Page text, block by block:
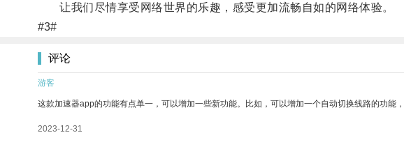
让我们尽情享受网络世界的乐趣，感受更加流畅自如的网络体验。
#3#
评论
游客
这款加速器app的功能有点单一，可以增加一些新功能。比如，可以增加一个自动切换线路的功能
2023-12-31